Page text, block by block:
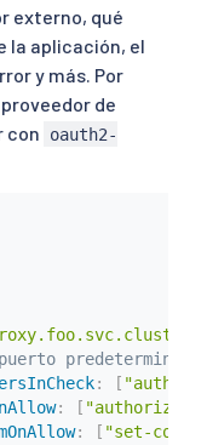
externo, qué
la aplicación, el
y más. Por
de
con
oauth2-
: [
: [
: [ "set-